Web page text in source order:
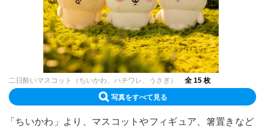
二日酔いマスコット（ちいかわ、ハチワレ、うさぎ） 全 15 枚
写真をすべて見る
「ちいかわ」より、マスコットやフィギュア、箸置きなど